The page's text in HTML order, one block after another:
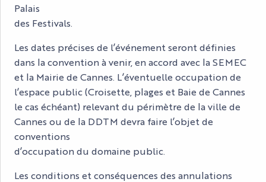
Palais
des Festivals.
Les dates précises de l’événement seront définies
dans la convention à venir, en accord avec la SEMEC
et la Mairie de Cannes. L’éventuelle occupation de
l’espace public (Croisette, plages et Baie de Cannes
le cas échéant) relevant du périmètre de la ville de
Cannes ou de la DDTM devra faire l’objet de
conventions
d’occupation du domaine public.
Les conditions et conséquences des annulations